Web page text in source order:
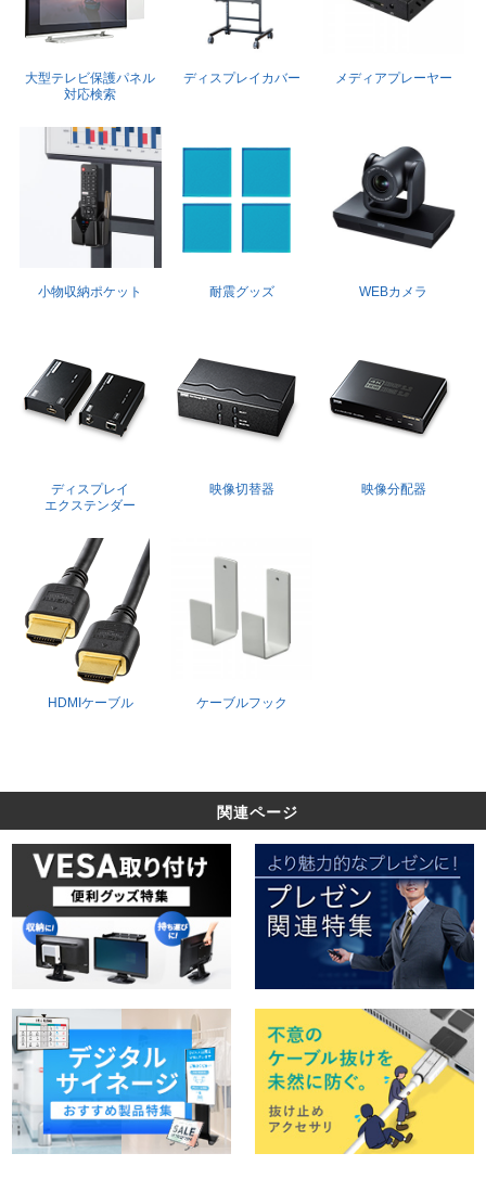
大型テレビ保護パネル
対応検索
ディスプレイカバー メディアプレーヤー
小物収納ポケット 耐震グッズ WEBカメラ
ディスプレイ
エクステンダー
映像切替器 映像分配器
HDMIケーブル ケーブルフック
関連ページ